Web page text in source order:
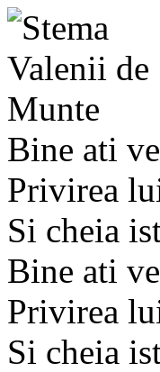
Bine ati
Privirea
Si cheia
Bine ati
Privirea
Si cheia